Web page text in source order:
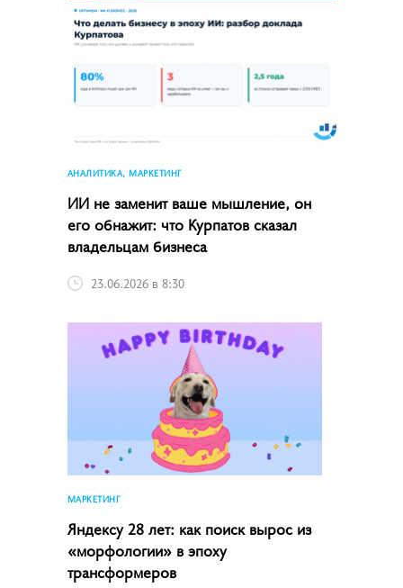
АНАЛИТИКА, МАРКЕТИНГ
ИИ не заменит ваше мышление, он
его обнажит: что Курпатов сказал
владельцам бизнеса
23.06.2026 в 8:30
МАРКЕТИНГ
Яндексу 28 лет: как поиск вырос из
«морфологии» в эпоху
трансформеров